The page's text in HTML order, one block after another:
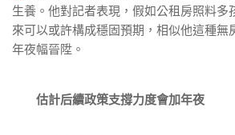
生養。他對記者表現，假如公租房照料多
來可以或許構成穩固預期，相似他這種無
年夜幅晉陞。
估計后續政策支撐力度會加年夜